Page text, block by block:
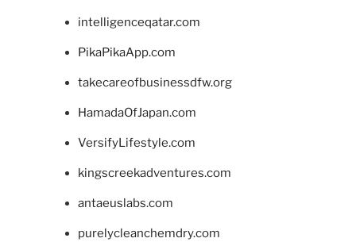
intelligenceqatar.com
PikaPikaApp.com
takecareofbusinessdfw.org
HamadaOfJapan.com
VersifyLifestyle.com
kingscreekadventures.com
antaeuslabs.com
purelycleanchemdry.com